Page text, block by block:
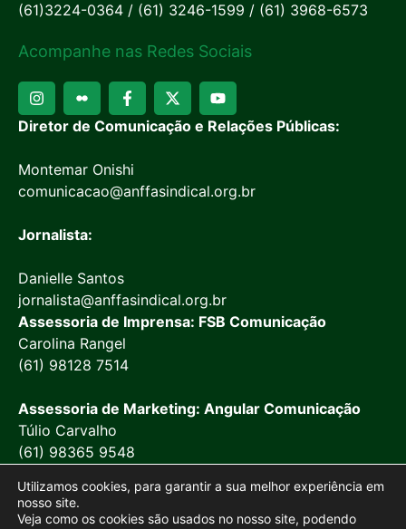
(61)3224-0364 / (61) 3246-1599 / (61) 3968-6573
Acompanhe nas Redes Sociais
Diretor de Comunicação e Relações Públicas:
Montemar Onishi
comunicacao@anffasindical.org.br
Jornalista:
Danielle Santos
jornalista@anffasindical.org.br
Assessoria de Imprensa: FSB Comunicação
Carolina Rangel
(61) 98128 7514
Assessoria de Marketing: Angular Comunicação
Túlio Carvalho
(61) 98365 9548
Utilizamos cookies, para garantir a sua melhor experiência em
nosso site.
Veja como os cookies são usados no nosso site, podendo